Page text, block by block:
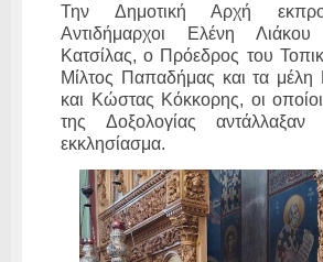
Την Δημοτική Αρχή
Αντιδήμαρχοι Ελένη
Κατσίλας, ο Πρόεδρος του
Μίλτος Παπαδήμας και τα μέλη
και Κώστας Κόκκορης, οι
της Δοξολογίας
εκκλησίασμα.